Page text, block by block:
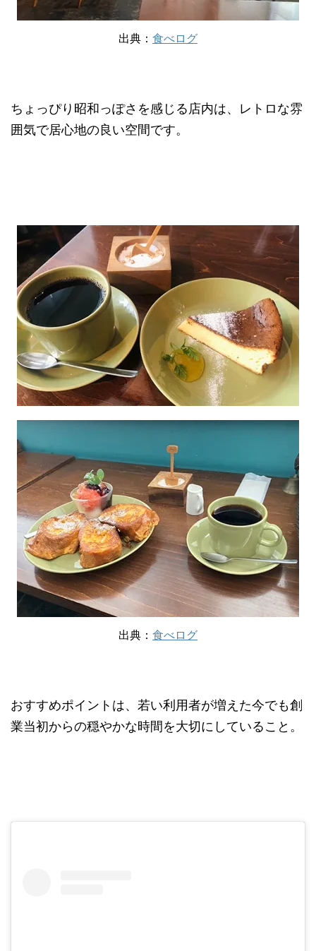
出典： 食べログ
ちょっぴり昭和っぽさを感じる店内は、レトロな雰
囲気で居心地の良い空間です。
出典： 食べログ
おすすめポイントは、若い利用者が増えた今でも創
業当初からの穏やかな時間を大切にしていること。